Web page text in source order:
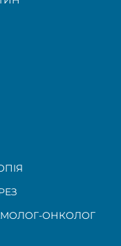
ОНКОЛОГ